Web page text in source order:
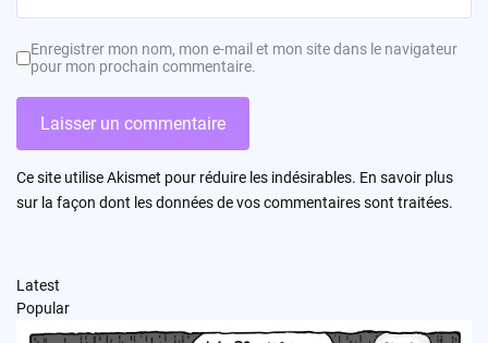
Enregistrer mon nom, mon e-mail et mon site dans le navigateur
pour mon prochain commentaire.
Ce site utilise Akismet pour réduire les indésirables. En savoir plus
sur la façon dont les données de vos commentaires sont traitées.
Latest
Popular